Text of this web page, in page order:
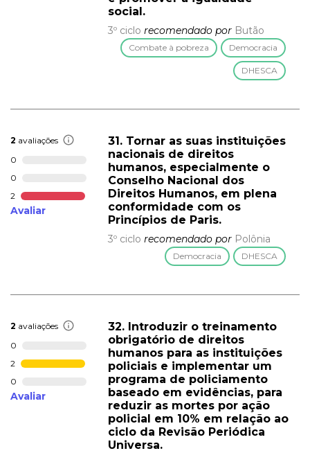
social.
3º ciclo recomendado por Butão
Combate à pobreza Democracia
DHESCA
2 avaliações
0
0
2
Avaliar
31. Tornar as suas instituições
nacionais de direitos
humanos, especialmente o
Conselho Nacional dos
Direitos Humanos, em plena
conformidade com os
Princípios de Paris.
3º ciclo recomendado por Polônia
Democracia DHESCA
2 avaliações
0
2
0
Avaliar
32. Introduzir o treinamento
obrigatório de direitos
humanos para as instituições
policiais e implementar um
programa de policiamento
baseado em evidências, para
reduzir as mortes por ação
policial em 10% em relação ao
ciclo da Revisão Periódica
Universa.